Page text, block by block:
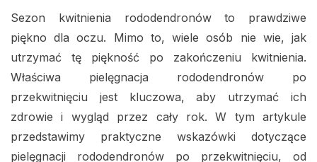
Sezon kwitnienia rododendronów to prawdziwe
piękno dla oczu. Mimo to, wiele osób nie wie, jak
utrzymać tę piękność po zakończeniu kwitnienia.
Właściwa pielęgnacja rododendronów po
przekwitnięciu jest kluczowa, aby utrzymać ich
zdrowie i wygląd przez cały rok. W tym artykule
przedstawimy praktyczne wskazówki dotyczące
pielęgnacji rododendronów po przekwitnięciu, od